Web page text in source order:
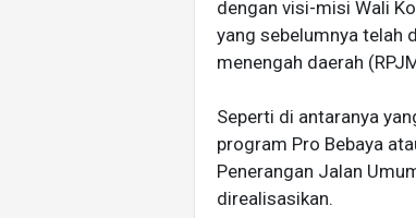
dengan visi-misi Wali
yang sebelumnya telah
menengah daerah
Seperti di antaranya
program Pro Bebaya
Penerangan Jalan
direalisasikan.